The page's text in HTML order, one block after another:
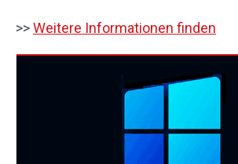
>>Weitere Informationen finden